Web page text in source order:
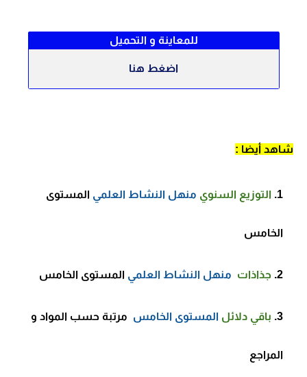
للمعاينة و التحميل
اضغط هنا
شاهد أيضا :
التوزيع السنوي منهل النشاط العلمي المستوى
الخامس
جذاذات منهل النشاط العلمي المستوى الخامس
باقي دلائل المستوى الخامس مرتبة حسب المواد و
المراجع